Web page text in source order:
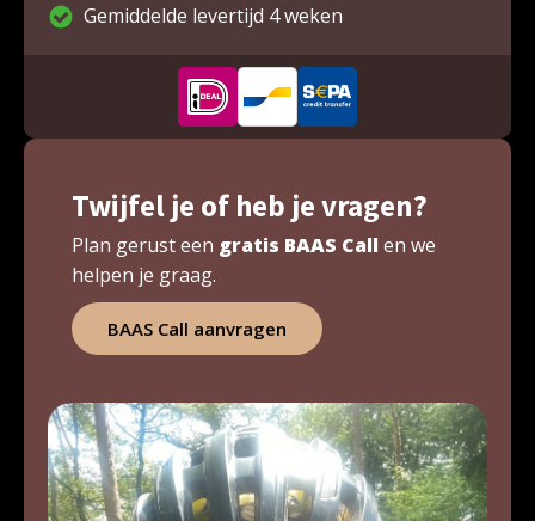
Twijfel je of heb je vragen?
Plan gerust een gratis BAAS Call en we
helpen je graag.
BAAS Call aanvragen
Gemiddelde levertijd 4 weken